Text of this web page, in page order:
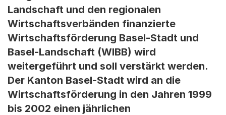
Landschaft und den regionalen
Wirtschaftsverbänden finanzierte
Wirtschaftsförderung Basel-Stadt und
Basel-Landschaft (WIBB) wird
weitergeführt und soll verstärkt werden.
Der Kanton Basel-Stadt wird an die
Wirtschaftsförderung in den Jahren 1999
bis 2002 einen jährlichen